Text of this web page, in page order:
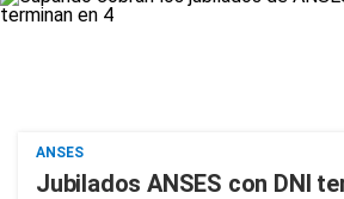
ANSES
Jubilados ANSES con DNI